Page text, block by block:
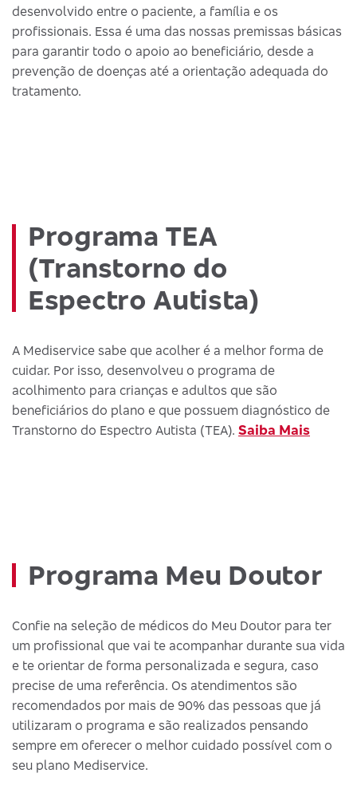
desenvolvido entre o paciente, a família e os
profissionais. Essa é uma das nossas premissas básicas
para garantir todo o apoio ao beneficiário, desde a
prevenção de doenças até a orientação adequada do
tratamento.
Programa TEA
(Transtorno do
Espectro Autista)
A Mediservice sabe que acolher é a melhor forma de
cuidar. Por isso, desenvolveu o programa de
acolhimento para crianças e adultos que são
beneficiários do plano e que possuem diagnóstico de
Transtorno do Espectro Autista (TEA). Saiba Mais
Programa Meu Doutor
Confie na seleção de médicos do Meu Doutor para ter
um profissional que vai te acompanhar durante sua vida
e te orientar de forma personalizada e segura, caso
precise de uma referência. Os atendimentos são
recomendados por mais de 90% das pessoas que já
utilizaram o programa e são realizados pensando
sempre em oferecer o melhor cuidado possível com o
seu plano Mediservice.